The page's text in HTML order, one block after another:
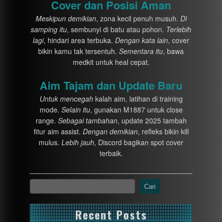
Cover dan Posisi Aman
Meskipun demikian, zona kecil penuh musuh. Di
samping itu, sembunyi di batu atau pohon. Terlebih
lagi, hindari area terbuka. Dengan kata lain, cover
bikin kamu tak tersentuh. Sementara itu, bawa
medkit untuk heal cepat.
Aim Tajam dan Update Baru
Untuk mencegahkalah aim, latihan di training
mode. Selain itu, gunakan M1887 untuk close
range. Sebagai tambahan, update 2025 tambah
fitur aim assist. Dengan demikian, refleks bikin kill
mulus. Lebih jauh, Discord bagikan spot cover
terbaik.
Cari
Recent Posts